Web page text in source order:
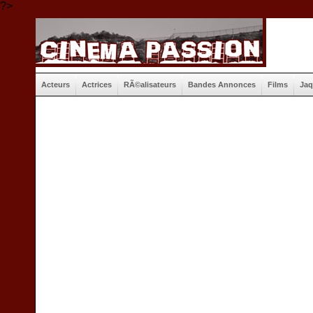
?>
Acteurs Actrices RÃ©alisateurs Bandes Annonces Films